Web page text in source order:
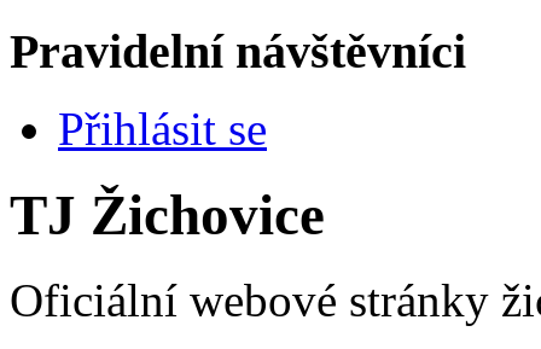
Pravidelní návštěvníci
Přihlásit se
TJ Žichovice
Oficiální webové stránky